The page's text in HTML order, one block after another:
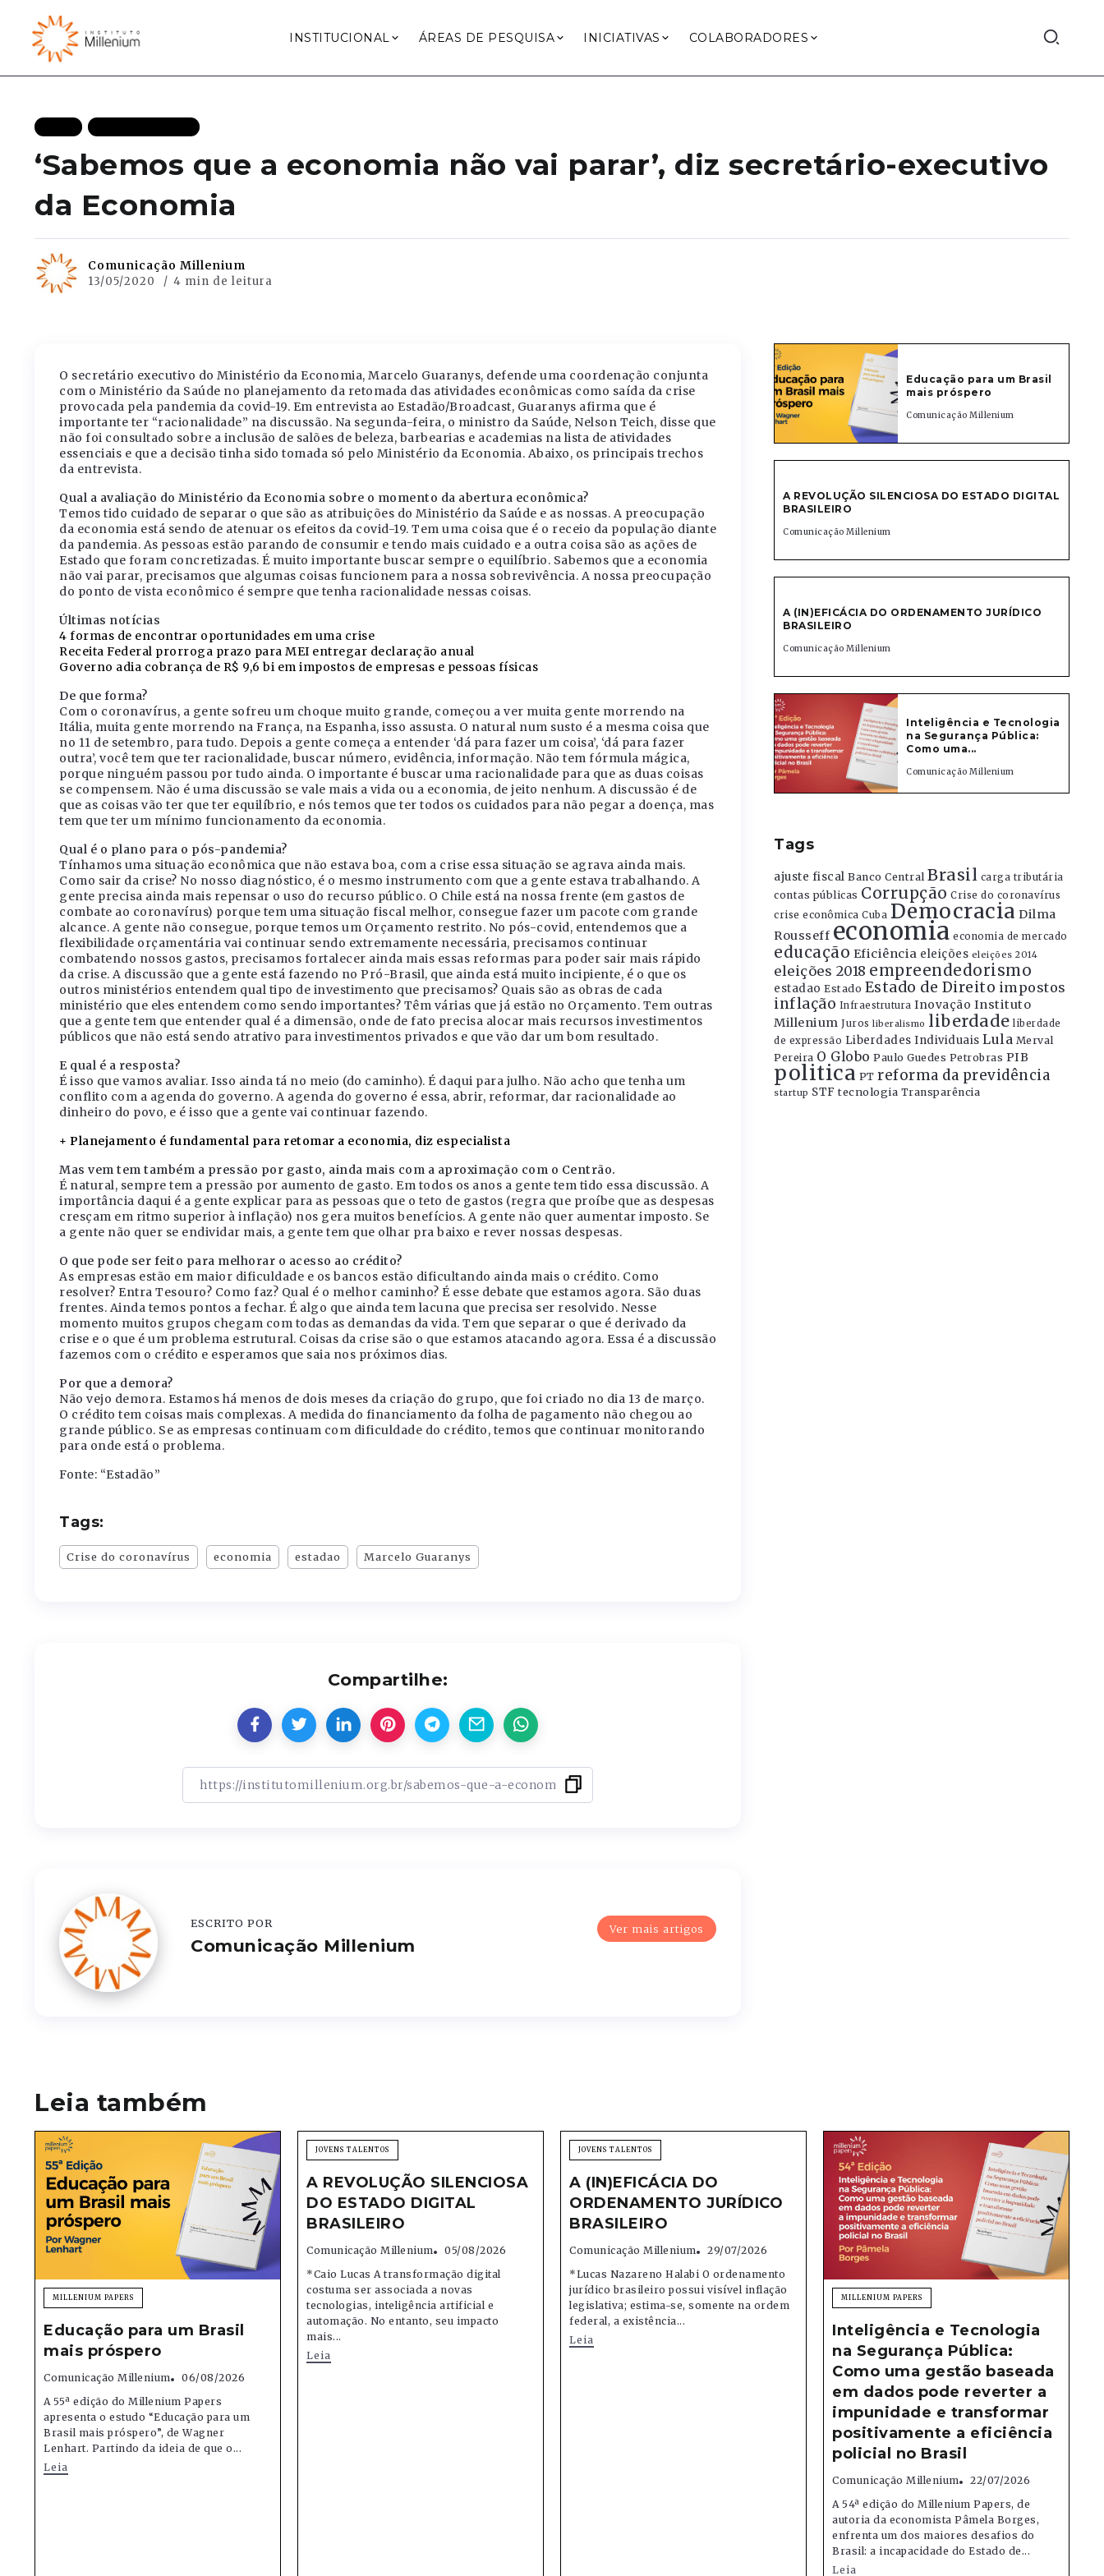
INSTITUCIONAL ÁREAS DE PESQUISA INICIATIVAS COLABORADORES
‘Sabemos que a economia não vai parar’, diz secretário-executivo
da Economia
Comunicação Millenium
13/05/2020 4 min de leitura
O secretário executivo do Ministério da Economia, Marcelo Guaranys, defende uma coordenação conjunta
com o Ministério da Saúde no planejamento da retomada das atividades econômicas como saída da crise
provocada pela pandemia da covid-19. Em entrevista ao Estadão/Broadcast, Guaranys afirma que é
importante ter “racionalidade” na discussão. Na segunda-feira, o ministro da Saúde, Nelson Teich, disse que
não foi consultado sobre a inclusão de salões de beleza, barbearias e academias na lista de atividades
essenciais e que a decisão tinha sido tomada só pelo Ministério da Economia. Abaixo, os principais trechos
da entrevista.
Qual a avaliação do Ministério da Economia sobre o momento da abertura econômica?
Temos tido cuidado de separar o que são as atribuições do Ministério da Saúde e as nossas. A preocupação
da economia está sendo de atenuar os efeitos da covid-19. Tem uma coisa que é o receio da população diante
da pandemia. As pessoas estão parando de consumir e tendo mais cuidado e a outra coisa são as ações de
Estado que foram concretizadas. É muito importante buscar sempre o equilíbrio. Sabemos que a economia
não vai parar, precisamos que algumas coisas funcionem para a nossa sobrevivência. A nossa preocupação
do ponto de vista econômico é sempre que tenha racionalidade nessas coisas.
Últimas notícias
4 formas de encontrar oportunidades em uma crise
Receita Federal prorroga prazo para MEI entregar declaração anual
Governo adia cobrança de R$ 9,6 bi em impostos de empresas e pessoas físicas
De que forma?
Com o coronavírus, a gente sofreu um choque muito grande, começou a ver muita gente morrendo na
Itália, muita gente morrendo na França, na Espanha, isso assusta. O natural num susto é a mesma coisa que
no 11 de setembro, para tudo. Depois a gente começa a entender ‘dá para fazer um coisa’, ‘dá para fazer
outra’, você tem que ter racionalidade, buscar número, evidência, informação. Não tem fórmula mágica,
porque ninguém passou por tudo ainda. O importante é buscar uma racionalidade para que as duas coisas
se compensem. Não é uma discussão se vale mais a vida ou a economia, de jeito nenhum. A discussão é de
que as coisas vão ter que ter equilíbrio, e nós temos que ter todos os cuidados para não pegar a doença, mas
tem que ter um mínimo funcionamento da economia.
Qual é o plano para o pós-pandemia?
Tínhamos uma situação econômica que não estava boa, com a crise essa situação se agrava ainda mais.
Como sair da crise? No nosso diagnóstico, é o mesmo instrumento com que a gente estava trabalhando. A
gente precisa ainda mais repensar o uso do recurso público. O Chile está na nossa frente (em gastos de
combate ao coronavírus) porque tem uma situação fiscal melhor, consegue fazer um pacote com grande
alcance. A gente não consegue, porque temos um Orçamento restrito. No pós-covid, entendemos que a
flexibilidade orçamentária vai continuar sendo extremamente necessária, precisamos continuar
combatendo nossos gastos, precisamos fortalecer ainda mais essas reformas para poder sair mais rápido
da crise. A discussão que a gente está fazendo no Pró-Brasil, que ainda está muito incipiente, é o que os
outros ministérios entendem qual tipo de investimento que precisamos? Quais são as obras de cada
ministério que eles entendem como sendo importantes? Têm várias que já estão no Orçamento. Tem outras
que a gente tem que entender qual é a dimensão, onde de fato precisa alocar mais recursos investimentos
públicos que não está sendo atrativo para investimentos privados e que vão dar um bom resultado.
E qual é a resposta?
É isso que vamos avaliar. Isso ainda tá no meio (do caminho). É daqui para julho. Não acho que tenha um
conflito com a agenda do governo. A agenda do governo é essa, abrir, reformar, dar racionalidade ao
dinheiro do povo, e é isso que a gente vai continuar fazendo.
+ Planejamento é fundamental para retomar a economia, diz especialista
Mas vem tem também a pressão por gasto, ainda mais com a aproximação com o Centrão.
É natural, sempre tem a pressão por aumento de gasto. Em todos os anos a gente tem tido essa discussão. A
importância daqui é a gente explicar para as pessoas que o teto de gastos (regra que proíbe que as despesas
cresçam em ritmo superior à inflação) nos gera muitos benefícios. A gente não quer aumentar imposto. Se
a gente não quer se endividar mais, a gente tem que olhar pra baixo e rever nossas despesas.
O que pode ser feito para melhorar o acesso ao crédito?
As empresas estão em maior dificuldade e os bancos estão dificultando ainda mais o crédito. Como
resolver? Entra Tesouro? Como faz? Qual é o melhor caminho? É esse debate que estamos agora. São duas
frentes. Ainda temos pontos a fechar. É algo que ainda tem lacuna que precisa ser resolvido. Nesse
momento muitos grupos chegam com todas as demandas da vida. Tem que separar o que é derivado da
crise e o que é um problema estrutural. Coisas da crise são o que estamos atacando agora. Essa é a discussão
fazemos com o crédito e esperamos que saia nos próximos dias.
Por que a demora?
Não vejo demora. Estamos há menos de dois meses da criação do grupo, que foi criado no dia 13 de março.
O crédito tem coisas mais complexas. A medida do financiamento da folha de pagamento não chegou ao
grande público. Se as empresas continuam com dificuldade do crédito, temos que continuar monitorando
para onde está o problema.
Fonte: “Estadão”
Tags:
Crise do coronavírus economia estadao Marcelo Guaranys
Compartilhe:
Ver mais artigos
ESCRITO POR
Comunicação Millenium
Educação para um Brasil
mais próspero
Comunicação Millenium
A REVOLUÇÃO SILENCIOSA DO ESTADO DIGITAL
BRASILEIRO
Comunicação Millenium
A (IN)EFICÁCIA DO ORDENAMENTO JURÍDICO
BRASILEIRO
Comunicação Millenium
Inteligência e Tecnologia
na Segurança Pública:
Como uma...
Comunicação Millenium
Tags
ajuste fiscal Banco Central Brasil carga tributária
contas públicas Corrupção Crise do coronavírus
crise econômica Cuba Democracia Dilma
Rousseff economia economia de mercado
educação Eficiência eleições eleições 2014
eleições 2018 empreendedorismo
estadao Estado Estado de Direito impostos
inflação Infraestrutura Inovação Instituto
Millenium Juros liberalismo liberdade liberdade
de expressão Liberdades Individuais Lula Merval
Pereira O Globo Paulo Guedes Petrobras PIB
politica PT reforma da previdência
startup STF tecnologia Transparência
Leia também
MILLENIUM PAPERS
Educação para um Brasil
mais próspero
Comunicação Millenium
06/08/2026
A 55ª edição do Millenium Papers
apresenta o estudo “Educação para um
Brasil mais próspero”, de Wagner
Lenhart. Partindo da ideia de que o...
Leia
JOVENS TALENTOS
A REVOLUÇÃO SILENCIOSA
DO ESTADO DIGITAL
BRASILEIRO
Comunicação Millenium
05/08/2026
*Caio Lucas A transformação digital
costuma ser associada a novas
tecnologias, inteligência artificial e
automação. No entanto, seu impacto
mais...
Leia
JOVENS TALENTOS
A (IN)EFICÁCIA DO
ORDENAMENTO JURÍDICO
BRASILEIRO
Comunicação Millenium
29/07/2026
*Lucas Nazareno Halabi O ordenamento
jurídico brasileiro possui visível inflação
legislativa; estima-se, somente na ordem
federal, a existência...
Leia
MILLENIUM PAPERS
Inteligência e Tecnologia
na Segurança Pública:
Como uma gestão baseada
em dados pode reverter a
impunidade e transformar
positivamente a eficiência
policial no Brasil
Comunicação Millenium
22/07/2026
A 54ª edição do Millenium Papers, de
autoria da economista Pâmela Borges,
enfrenta um dos maiores desafios do
Brasil: a incapacidade do Estado de...
Leia